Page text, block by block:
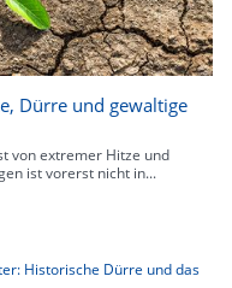
Dürre und gewaltige
von extremer Hitze und
ist vorerst nicht in...
Historische Dürre und das